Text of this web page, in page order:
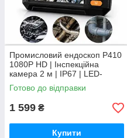
Промисловий ендоскоп P410
1080P HD | Інспекційна
камера 2 м | IP67 | LED-
підсвітка | LCD-дисплей |
Ендоскоп для авто та труб
Готово до відправки
1 599 ₴
Купити